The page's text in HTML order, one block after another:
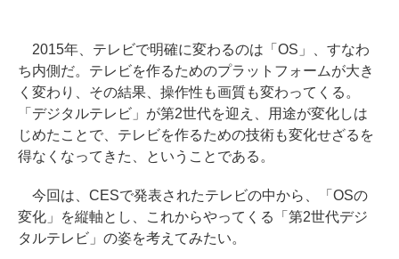
2015年、テレビで明確に変わるのは「OS」、すなわ
ち内側だ。テレビを作るためのプラットフォームが大き
く変わり、その結果、操作性も画質も変わってくる。
「デジタルテレビ」が第2世代を迎え、用途が変化しは
じめたことで、テレビを作るための技術も変化せざるを
得なくなってきた、ということである。
今回は、CESで発表されたテレビの中から、「OSの
変化」を縦軸とし、これからやってくる「第2世代デジ
タルテレビ」の姿を考えてみたい。